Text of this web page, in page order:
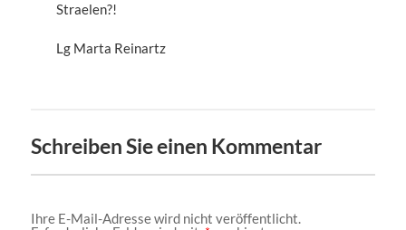
Straelen?!
Lg Marta Reinartz
Schreiben Sie einen Kommentar
Ihre E-Mail-Adresse wird nicht veröffentlicht.